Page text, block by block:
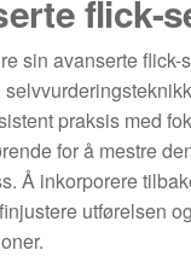
flick-
sin avanserte flick-
praksis med
for å mestre
Å inkorporere
utførelsen